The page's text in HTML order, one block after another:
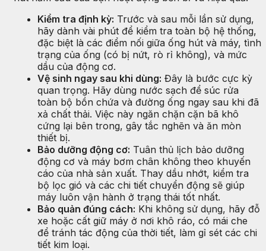
Kiểm tra định kỳ: Trước và sau mỗi lần sử dụng,
hãy dành vài phút để kiểm tra toàn bộ hệ thống,
đặc biệt là các điểm nối giữa ống hút và máy, tình
trạng của ống (có bị nứt, rò rỉ không), và mức
dầu của động cơ.
Vệ sinh ngay sau khi dùng: Đây là bước cực kỳ
quan trọng. Hãy dùng nước sạch để súc rửa
toàn bộ bồn chứa và đường ống ngay sau khi đã
xả chất thải. Việc này ngăn chặn cặn bã khô
cứng lại bên trong, gây tắc nghẽn và ăn mòn
thiết bị.
Bảo dưỡng động cơ: Tuân thủ lịch bảo dưỡng
động cơ và máy bơm chân không theo khuyến
cáo của nhà sản xuất. Thay dầu nhớt, kiểm tra
bộ lọc gió và các chi tiết chuyển động sẽ giúp
máy luôn vận hành ở trạng thái tốt nhất.
Bảo quản đúng cách: Khi không sử dụng, hãy đỗ
xe hoặc cất giữ máy ở nơi khô ráo, có mái che
để tránh tác động của thời tiết, làm gỉ sét các chi
tiết kim loại.